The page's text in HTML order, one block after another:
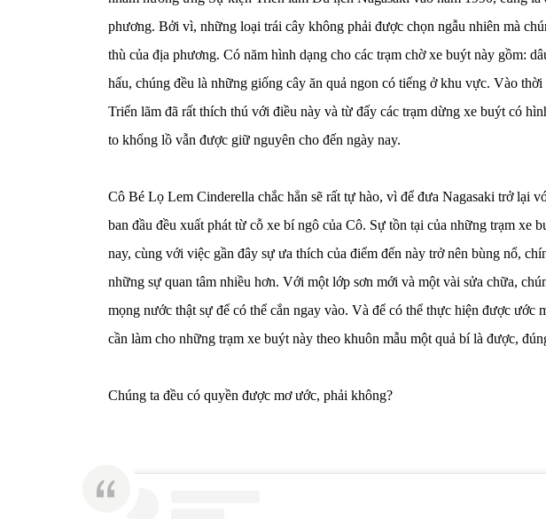
phương. Bởi vì, những loại trái cây không phải được chọn ngẫu nhiên mà
thù của địa phương. Có năm hình dạng cho các trạm chờ xe buýt này gồm:
hấu, chúng đều là những giống cây ăn quả ngon có tiếng ở khu vực. Vào
Triển lãm đã rất thích thú với điều này và từ đấy các trạm dừng xe buýt có
to khổng lồ vẫn được giữ nguyên cho đến ngày nay.
Cô Bé Lọ Lem Cinderella chắc hẳn sẽ rất tự hào, vì để đưa Nagasaki trở lại
ban đầu đều xuất phát từ cỗ xe bí ngô của Cô. Sự tồn tại của những trạm xe
nay, cùng với việc gần đây sự ưa thích của điểm đến này trở nên bùng nổ,
những sự quan tâm nhiều hơn. Với một lớp sơn mới và một vài sửa chữa,
mọng nước thật sự để có thể cắn ngay vào. Và để có thể thực hiện được ước
cần làm cho những trạm xe buýt này theo khuôn mẫu một quả bí là được,
Chúng ta đều có quyền được mơ ước, phải không?